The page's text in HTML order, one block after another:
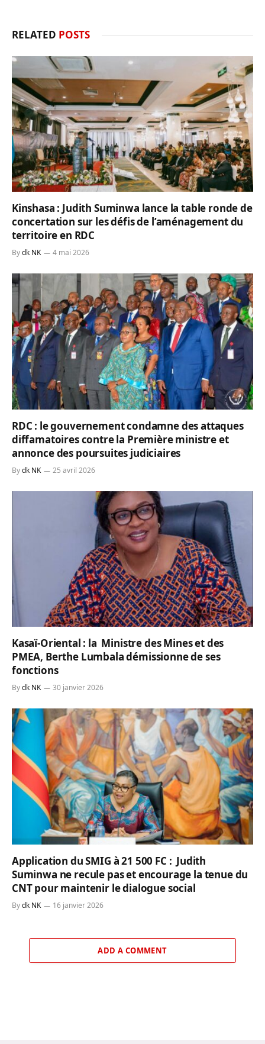
RELATED POSTS
Kinshasa : Judith Suminwa lance la table ronde de
concertation sur les défis de l’aménagement du
territoire en RDC
Bydk NK 4 mai 2026
RDC : le gouvernement condamne des attaques
diffamatoires contre la Première ministre et
annonce des poursuites judiciaires
Bydk NK 25 avril 2026
Kasaï-Oriental : la Ministre des Mines et des
PMEA, Berthe Lumbala démissionne de ses
fonctions
Bydk NK 30 janvier 2026
Application du SMIG à 21 500 FC : Judith
Suminwa ne recule pas et encourage la tenue du
CNT pour maintenir le dialogue social
Bydk NK 16 janvier 2026
ADD A COMMENT